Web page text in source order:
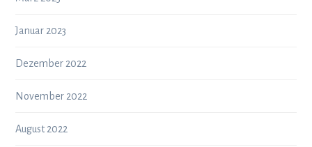
Januar 2023
Dezember 2022
November 2022
August 2022